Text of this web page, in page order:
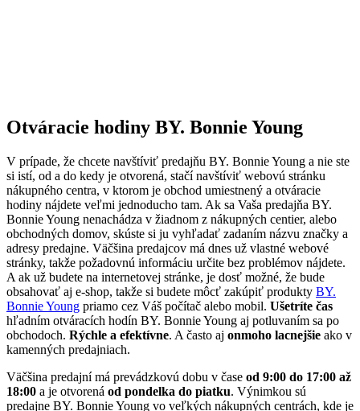
Otváracie hodiny BY. Bonnie Young
V prípade, že chcete navštíviť predajňu BY. Bonnie Young a nie ste
si istí, od a do kedy je otvorená, stačí navštíviť webovú stránku
nákupného centra, v ktorom je obchod umiestnený a otváracie
hodiny nájdete veľmi jednoducho tam. Ak sa Vaša predajňa BY.
Bonnie Young nenachádza v žiadnom z nákupných centier, alebo
obchodných domov, skúste si ju vyhľadať zadaním názvu značky a
adresy predajne. Väčšina predajcov má dnes už vlastné webové
stránky, takže požadovnú informáciu určite bez problémov nájdete.
A ak už budete na internetovej stránke, je dosť možné, že bude
obsahovať aj e-shop, takže si budete môcť zakúpiť produkty BY.
Bonnie Young priamo cez Váš počítač alebo mobil. Ušetríte čas
hľadním otváracích hodín BY. Bonnie Young aj potluvaním sa po
obchodoch. Rýchle a efektívne. A často aj onmoho lacnejšie ako v
kamenných predajniach.
Väčšina predajní má prevádzkovú dobu v čase od 9:00 do 17:00 až
18:00 a je otvorená od pondelka do piatku. Výnimkou sú
predajne BY. Bonnie Young vo veľkých nákupných centrách, kde je